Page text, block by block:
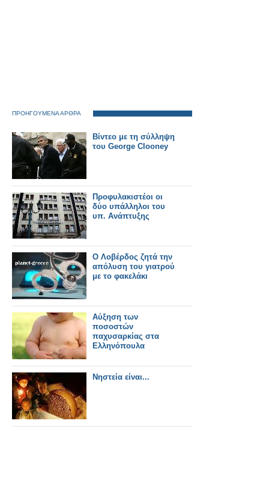
ΠΡΟΗΓΟΥΜΕΝΑ ΑΡΘΡΑ
Βίντεο με τη σύλληψη
του George Clooney
Προφυλακιστέοι οι
δύο υπάλληλοι του
υπ. Ανάπτυξης
Ο Λοβέρδος ζητά την
απόλυση του γιατρού
με το φακελάκι
Αύξηση των
ποσοστών
παχυσαρκίας στα
Ελληνόπουλα
Νηστεία είναι...